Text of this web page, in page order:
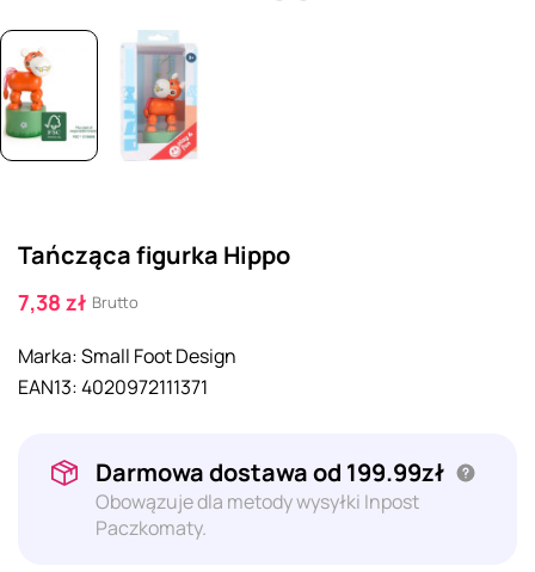
Tańcząca figurka Hippo
7,38 zł Brutto
Marka:Small Foot Design
EAN13:4020972111371
Darmowa dostawa od 199.99zł
Obowązuje dla metody wysyłki Inpost
Paczkomaty.